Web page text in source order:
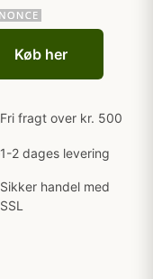
Køb her
Fri fragt over kr. 500
1-2 dages levering
Sikker handel med
SSL